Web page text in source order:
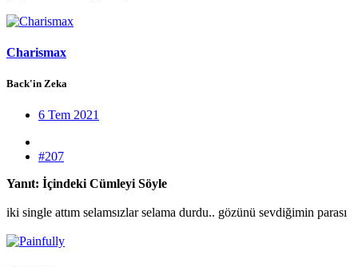
Charismax
Back'in Zeka
6 Tem 2021
#207
Yanıt: İçindeki Cümleyi Söyle
iki single attım selamsızlar selama durdu.. gözünü sevdiğimin parası